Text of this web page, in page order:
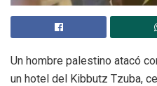
Un hombre palestino atacó
un hotel del Kibbutz Tzuba,